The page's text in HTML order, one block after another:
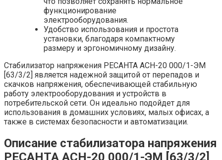
функционирование
электрооборудования.
Удобство использования и простота
установки, благодаря компактному
размеру и эргономичному дизайну.
Стабилизатор напряжения РЕСАНТА АСН-20 000/1-ЭМ
[63/3/2] является надежной защитой от перепадов и
скачков напряжения, обеспечивающей стабильную
работу электрооборудования и устройств в
потребительской сети. Он идеально подойдет для
использования в домашних условиях, малых офисах, а
также в системах безопасности и автоматизации.
Описание стабилизатора напряжения
РЕСАНТА АСН-20 000/1-ЭМ [63/3/2]